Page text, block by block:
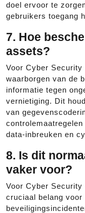
doel ervoor te
gebruikers toegang
7. Hoe
assets?
Voor Cyber
waarborgen van de
informatie tegen
vernietiging. Dit
van
data-inbreuken en
8. Is dit
vaker voor?
Voor Cyber
cruciaal belang